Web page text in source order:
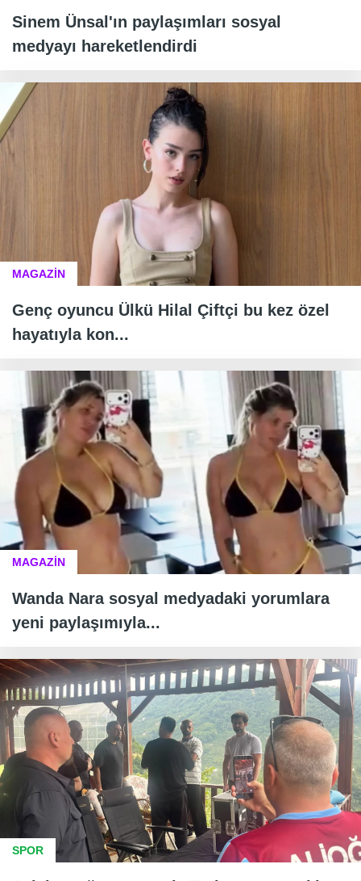
Sinem Ünsal'ın paylaşımları sosyal
medyayı hareketlendirdi
MAGAZİN
Genç oyuncu Ülkü Hilal Çiftçi bu kez özel
hayatıyla kon...
MAGAZİN
Wanda Nara sosyal medyadaki yorumlara
yeni paylaşımıyla...
SPOR